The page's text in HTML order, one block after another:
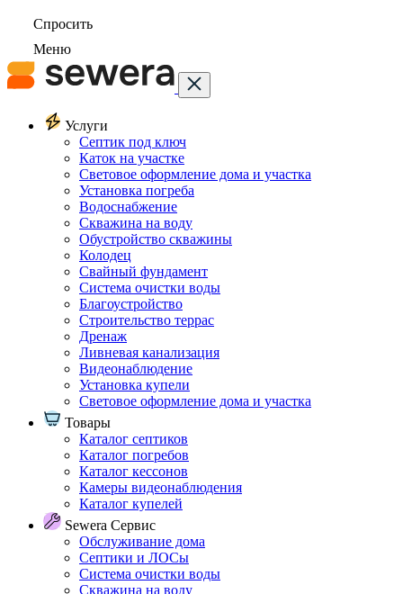
Спросить
Меню
Услуги
Септик под ключ
Каток на участке
Световое оформление дома и участка
Установка погреба
Водоснабжение
Скважина на воду
Обустройство скважины
Колодец
Свайный фундамент
Система очистки воды
Благоустройство
Строительство террас
Дренаж
Ливневая канализация
Видеонаблюдение
Установка купели
Световое оформление дома и участка
Товары
Каталог септиков
Каталог погребов
Каталог кессонов
Камеры видеонаблюдения
Каталог купелей
Sewera Сервис
Обслуживание дома
Септики и ЛОСы
Система очистки воды
Скважина на воду